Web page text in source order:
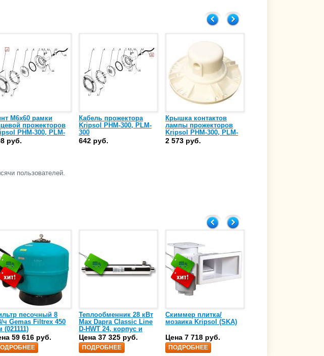
М6x60 рамки
прожекторов
PHM-300, PLM-
(RPN 020.A)
руб.
Кабель прожектора
Kripsol PHM-300, PLM-
300
642 руб.
Крышка контактов
лампы прожекторов
Kripsol PHM-300, PLM-
300 (RPN 070.A)
2 573 руб.
пользователей.
песочный 8
ч Gemas Filtrex 450
(021111)
59 616 руб.
Теплообменник 28 кВт
Max Dapra Classic Line
D-HWT 24, корпус и
спираль нержавеющая
сталь AISI-316 (10 01
25)
Цена 37 325 руб.
ПОДРОБНЕЕ
Скиммер плитка/
мозаика Kripsol (SKA)
Цена 7 718 руб.
ПОДРОБНЕЕ